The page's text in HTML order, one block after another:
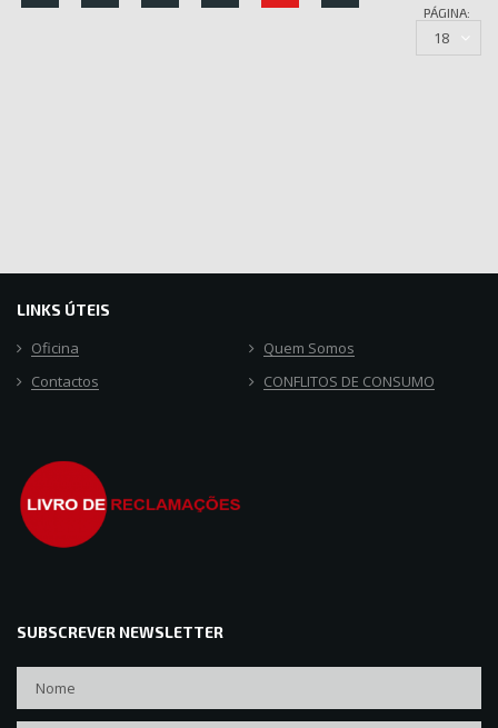
PÁGINA:
18
LINKS ÚTEIS
Oficina
Quem Somos
Contactos
CONFLITOS DE CONSUMO
SUBSCREVER NEWSLETTER